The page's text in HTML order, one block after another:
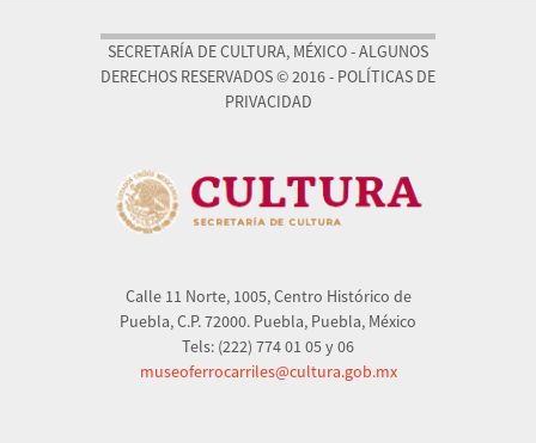
SECRETARÍA DE CULTURA, MÉXICO - ALGUNOS
DERECHOS RESERVADOS © 2016 - POLÍTICAS DE
PRIVACIDAD
Calle 11 Norte, 1005, Centro Histórico de
Puebla, C.P. 72000. Puebla, Puebla, México
Tels: (222) 774 01 05 y 06
museoferrocarriles@cultura.gob.mx